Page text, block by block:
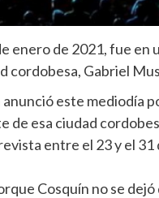
enero de 2021, fue
cordobesa, Gabriel
este mediodía
esa ciudad
entre el 23 y el
Cosquín no se